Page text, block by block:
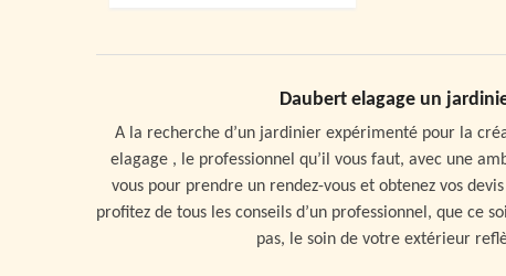
Daubert elagage un
A la recherche d’un jardinier expérimenté pour la
elagage , le professionnel qu’il vous faut, avec une
vous pour prendre un rendez-vous et obtenez vos
profitez de tous les conseils d’un professionnel, que ce
pas, le soin de votre extérieur